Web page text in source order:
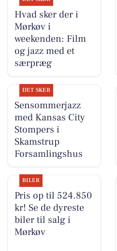
Hvad sker der i
Mørkøv i
weekenden: Film
og jazz med et
særpræg
DET SKER
Sensommerjazz
med Kansas City
Stompers i
Skamstrup
Forsamlingshus
BILER
Pris op til 524.850
kr! Se de dyreste
biler til salg i
Mørkøv